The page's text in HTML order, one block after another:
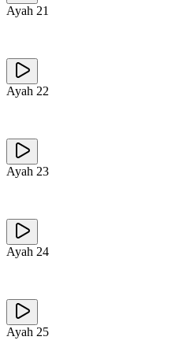
Ayah 21
Ayah 22
Ayah 23
Ayah 24
Ayah 25